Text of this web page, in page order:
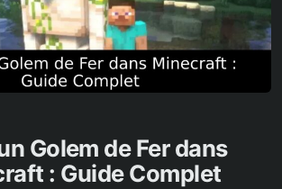
Golem de Fer dans
: Guide Complet